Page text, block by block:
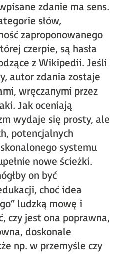
zdanie ma sens.
słów,
zaproponowanego
czerpie, są hasła
z Wikipedii. Jeśli
autor zdania zostaje
wręczanymi przez
Jak oceniają
wydaje się prosty, ale
potencjalnych
systemu
nowe ścieżki.
on być
choć idea
ludzką mowę i
czy jest ona poprawna,
doskonale
np. w przemyśle czy